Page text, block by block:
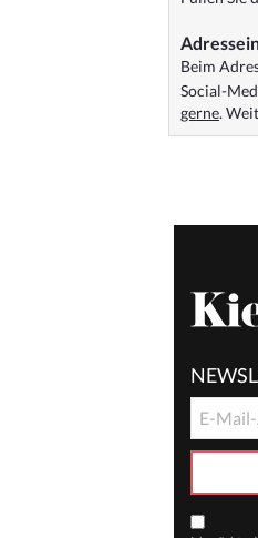
Beim
Social-
gerne.